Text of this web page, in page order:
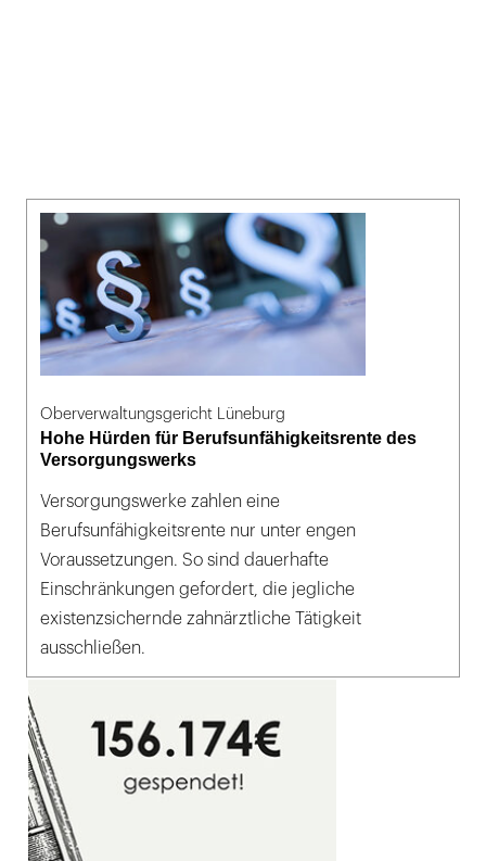
Oberverwaltungsgericht Lüneburg
Hohe Hürden für Berufsunfähigkeitsrente des
Versorgungswerks
Versorgungswerke zahlen eine
Berufsunfähigkeitsrente nur unter engen
Voraussetzungen. So sind dauerhafte
Einschränkungen gefordert, die jegliche
existenzsichernde zahnärztliche Tätigkeit
ausschließen.